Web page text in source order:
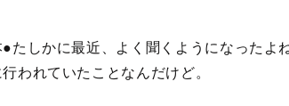
たしかに最近、よく聞くようになったよ
われていたことなんだけど。